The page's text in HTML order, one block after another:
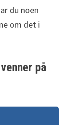
du noen
om det i
på